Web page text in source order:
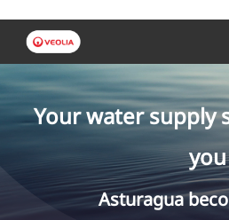
Your water supply
you
Asturagua